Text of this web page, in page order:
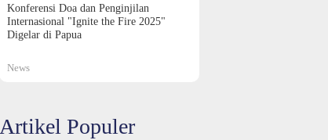
Konferensi Doa dan Penginjilan
Internasional "Ignite the Fire 2025"
Digelar di Papua
News
Artikel Populer